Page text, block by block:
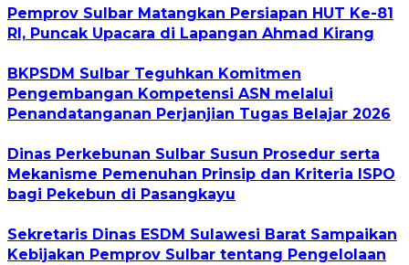
Pemprov Sulbar Matangkan Persiapan HUT Ke-81
RI, Puncak Upacara di Lapangan Ahmad Kirang
BKPSDM Sulbar Teguhkan Komitmen
Pengembangan Kompetensi ASN melalui
Penandatanganan Perjanjian Tugas Belajar 2026
Dinas Perkebunan Sulbar Susun Prosedur serta
Mekanisme Pemenuhan Prinsip dan Kriteria ISPO
bagi Pekebun di Pasangkayu
Sekretaris Dinas ESDM Sulawesi Barat Sampaikan
Kebijakan Pemprov Sulbar tentang Pengelolaan